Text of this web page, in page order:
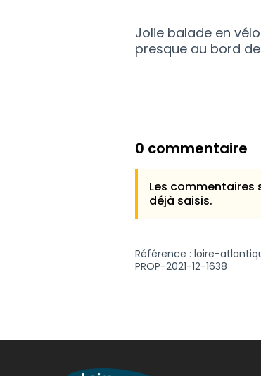
Jolie balade en
presque au bord
0 commentaire
Les commentaires
déjà saisis.
Référence : loire-
PROP-2021-12-1638